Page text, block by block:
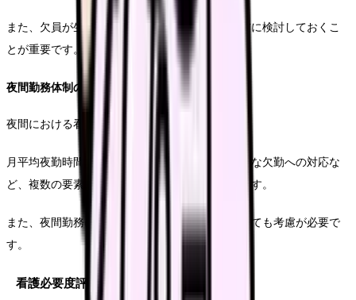
また、欠員が生じた場合の対応策についても事前に検討しておくこ
とが重要です。
夜間勤務体制の確保
夜間における看護体制の確保は特に重要です。
月平均夜勤時間数の管理、夜勤従事者の確保、急な欠勤への対応な
ど、複数の要素を考慮した体制作りが求められます。
また、夜間勤務に関する職員の負担軽減策についても考慮が必要で
す。
看護必要度評価の実際